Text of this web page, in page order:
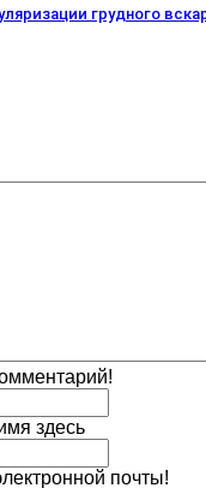
грудного
здесь
почты!